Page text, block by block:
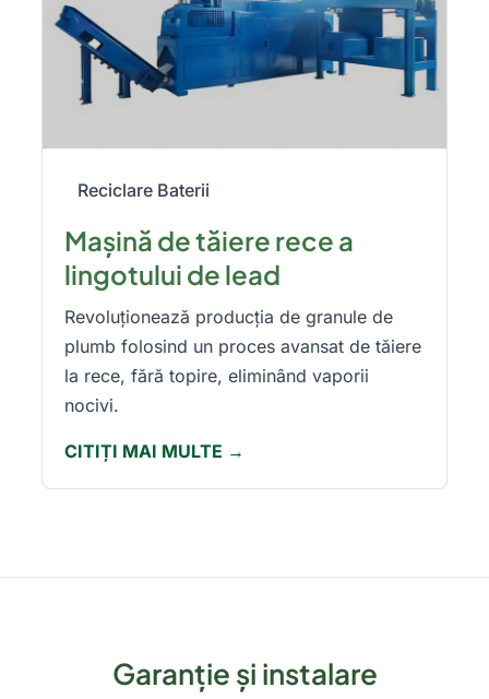
Reciclare Baterii
Mașină de tăiere rece a
lingotului de lead
Revoluționează producția de granule de
plumb folosind un proces avansat de tăiere
la rece, fără topire, eliminând vaporii
nocivi.
CITIȚI MAI MULTE →
Garanție și instalare